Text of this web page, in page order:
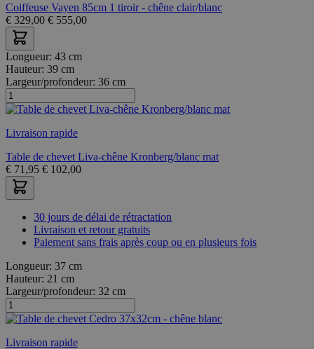
Coiffeuse Vayen 85cm 1 tiroir - chêne clair/blanc
€ 329,00 € 555,00
Longueur: 43 cm
Hauteur: 39 cm
Largeur/profondeur: 36 cm
Livraison rapide
Table de chevet Liva-chêne Kronberg/blanc mat
€ 71,95 € 102,00
30 jours de délai de rétractation
Livraison et retour gratuits
Paiement sans frais après coup ou en plusieurs fois
Longueur: 37 cm
Hauteur: 21 cm
Largeur/profondeur: 32 cm
Livraison rapide